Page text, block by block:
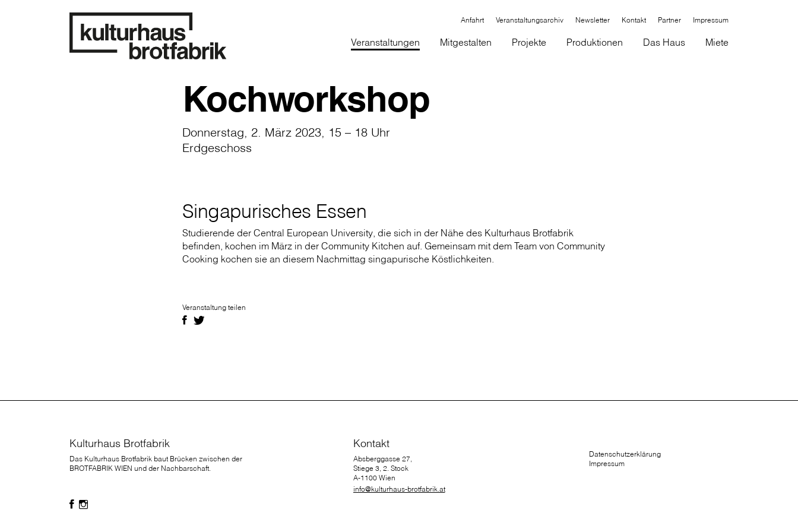
Anfahrt Veranstaltungsarchiv Newsletter Kontakt Partner Impressum
Veranstaltungen Mitgestalten Projekte Produktionen Das Haus Miete
Kochworkshop
Donnerstag, 2. März 2023, 15 – 18 Uhr
Erdgeschoss
Singapurisches Essen
Studierende der Central European University, die sich in der Nähe des Kulturhaus Brotfabrik
befinden, kochen im März in der Community Kitchen auf. Gemeinsam mit dem Team von Community
Cooking kochen sie an diesem Nachmittag singapurische Köstlichkeiten.
Veranstaltung teilen
Kulturhaus Brotfabrik
Das Kulturhaus Brotfabrik baut Brücken zwischen der
BROTFABRIK WIEN und der Nachbarschaft.
Kontakt
Absberggasse 27,
Stiege 3, 2. Stock
A-1100 Wien
info@kulturhaus-brotfabrik.at
Datenschutzerklärung
Impressum